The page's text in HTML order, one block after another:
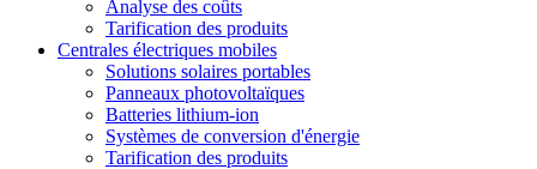
Analyse des coûts
Tarification des produits
Centrales électriques mobiles
Solutions solaires portables
Panneaux photovoltaïques
Batteries lithium-ion
Systèmes de conversion d'énergie
Tarification des produits